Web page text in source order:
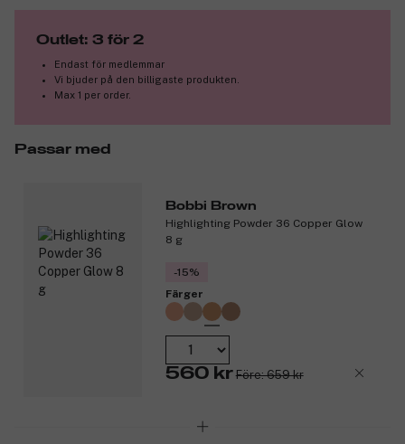
Sitter på plats i 24 timmar, utan att smetas ut.
Testad av ögonläkare.
Passar även personer med känsliga ögon.
Outlet: 3 för 2
Endast för medlemmar
Vi bjuder på den billigaste produkten.
Max 1 per order.
Passar med
Bobbi Brown
Highlighting Powder 36 Copper Glow
8 g
-15%
Färger
560 kr Före: 659 kr